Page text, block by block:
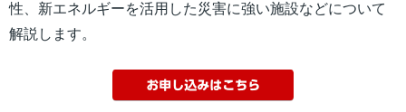
性、新エネルギーを活用した災害に強い施設などについて
解説します。